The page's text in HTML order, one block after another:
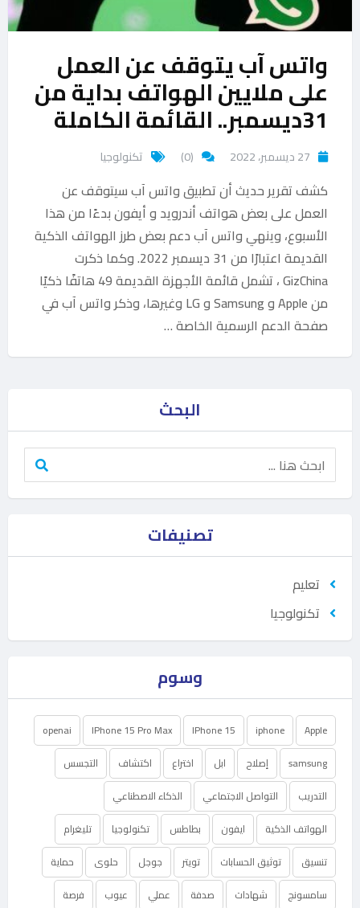
واتس آب يتوقف عن العمل
على ملايين الهواتف بداية من
31ديسمبر.. القائمة الكاملة
27 ديسمبر، 2022 (0) تكنولوجيا
كشف تقرير حديث أن تطبيق واتس آب سيتوقف عن
العمل على بعض هواتف أندرويد و أيفون بدءًا من هذا
الأسبوع، وينهي واتس آب دعم بعض طرز الهواتف الذكية
القديمة اعتبارًا من 31 ديسمبر 2022. وكما ذكرت
GizChina ، تشمل قائمة الأجهزة القديمة 49 هاتفًا ذكيًا
من Apple و Samsung و LG وغيرها، وذكر واتس آب في
صفحة الدعم الرسمية الخاصة …
البحث
تصنيفات
تعليم
تكنولوجيا
وسوم
Apple
iphone
IPhone 15
IPhone 15 Pro Max
openai
samsung
إصلاح ابل اختراع اكتشاف
التجسس
التدريب
التواصل الاجتماعي
الذكاء الاصطناعي
الهواتف الذكية
ايفون بطاطس تكنولوجيا
تليغرام
تنسيق
توثيق الحسابات تويتر جوجل حلوى
حماية
سامسونج
شهادات صدفة عملي عيوب
فرصة